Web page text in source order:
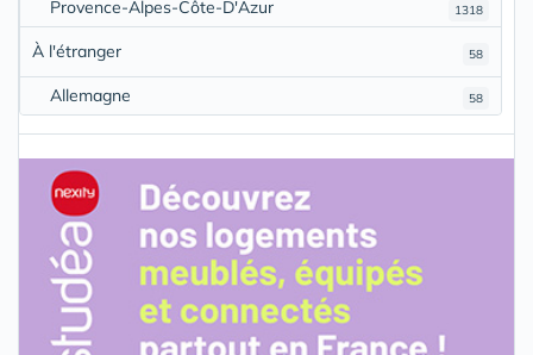
1318
Provence-Alpes-Côte-D'Azur
58
À l'étranger
58
Allemagne